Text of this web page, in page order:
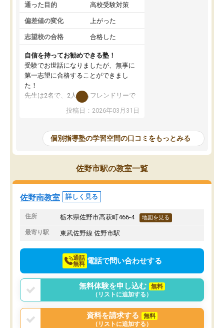
通った目的 高校受験対策
偏差値の変化 上がった
志望校の合格 合格した
自信を持ってお勧めできる塾！
受験でお世話になりましたが、無事に
第一志望に合格することができまし
た！
先生は2名で、2人ともフレンドリーで
優しいです！分からないところも質問
しやすく、苦手分野をしっかり克服す
季節ごとの春季・夏季・冬季講習はも
ちろん、受験生専用の特別講習も充実
しています。最後までモチベーション
を維持して頑張れたのは、この塾のお
かげです。自信を持っておすすめでき
る塾です！
投稿日：2026年03月31日
個別指導塾の学習空間の口コミをもっとみる
佐野市駅の教室一覧
佐野南教室 詳しく見る
住所 栃木県佐野市高萩町466-4 地図を見る
最寄り駅 東武佐野線 佐野市駅
通話
無料 電話で問い合わせする
無料体験を申し込む
無料
（リストに追加する）
資料を請求する
無料
（リストに追加する）